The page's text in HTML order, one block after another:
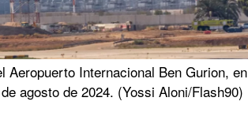
Aeropuerto Internacional Ben Gurion, en
agosto de 2024. (Yossi Aloni/Flash90)